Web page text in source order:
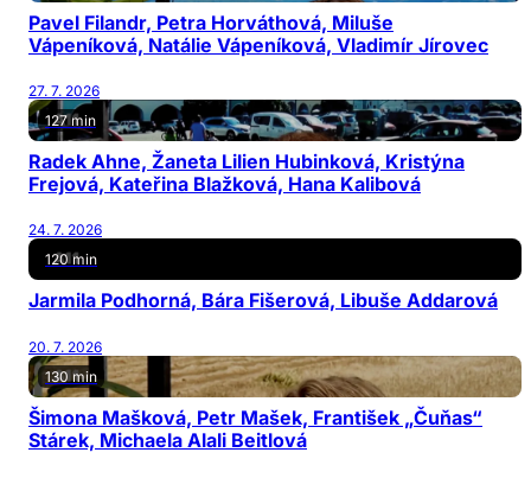
Pavel Filandr, Petra Horváthová, Miluše
Vápeníková, Natálie Vápeníková, Vladimír Jírovec
27. 7. 2026
127 min
Radek Ahne, Žaneta Lilien Hubinková, Kristýna
Frejová, Kateřina Blažková, Hana Kalibová
24. 7. 2026
120 min
Jarmila Podhorná, Bára Fišerová, Libuše Addarová
20. 7. 2026
130 min
Šimona Mašková, Petr Mašek, František „Čuňas“
Stárek, Michaela Alali Beitlová